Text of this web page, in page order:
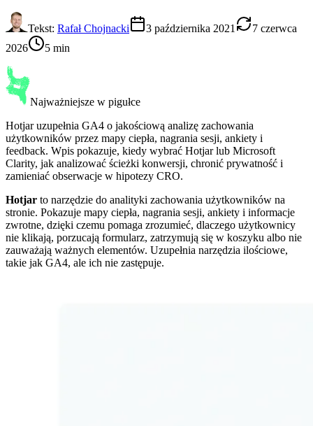
Tekst: Rafał Chojnacki 3 października 2021
7 czerwca
2026
5 min
Najważniejsze w pigułce
Hotjar uzupełnia GA4 o jakościową analizę zachowania
użytkowników przez mapy ciepła, nagrania sesji, ankiety i
feedback. Wpis pokazuje, kiedy wybrać Hotjar lub Microsoft
Clarity, jak analizować ścieżki konwersji, chronić prywatność i
zamieniać obserwacje w hipotezy CRO.
Hotjar to narzędzie do analityki zachowania użytkowników na
stronie. Pokazuje mapy ciepła, nagrania sesji, ankiety i informacje
zwrotne, dzięki czemu pomaga zrozumieć, dlaczego użytkownicy
nie klikają, porzucają formularz, zatrzymują się w koszyku albo nie
zauważają ważnych elementów. Uzupełnia narzędzia ilościowe,
takie jak GA4, ale ich nie zastępuje.